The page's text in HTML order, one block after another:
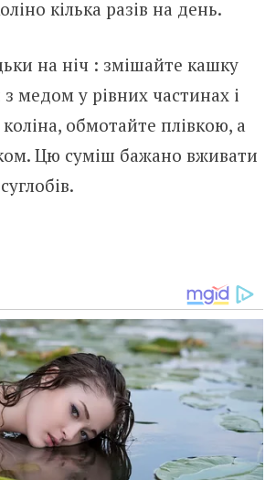
кілька разів на день.
на ніч : змішайте кашку
медом у рівних частинах і
обмотайте плівкою, а
Цю суміш бажано вживати